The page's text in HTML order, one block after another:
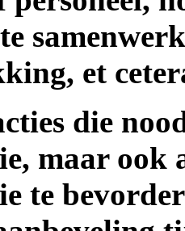
et
die
maar ook
te